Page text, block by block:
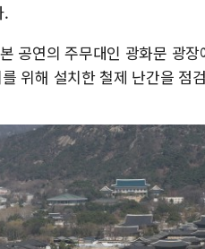
.
공연의 주무대인 광화문 광
위해 설치한 철제 난간을 점